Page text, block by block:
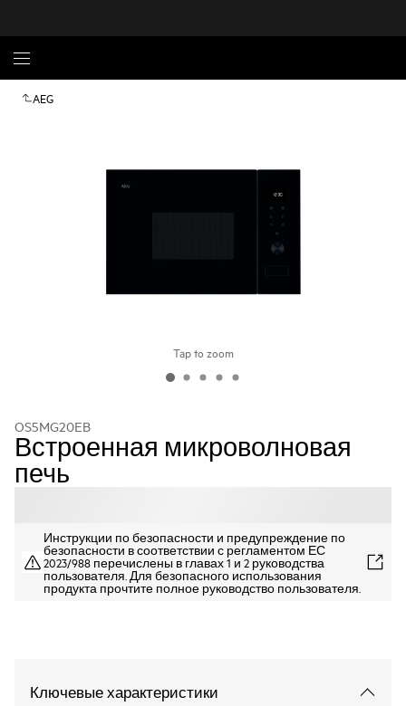
AEG
Tap to zoom
OS5MG20EB
Встроенная микроволновая
печь
Инструкции по безопасности и предупреждение по
безопасности в соответствии с регламентом ЕС
2023/988 перечислены в главах 1 и 2 руководства
пользователя. Для безопасного использования
продукта прочтите полное руководство пользователя.
Ключевые характеристики